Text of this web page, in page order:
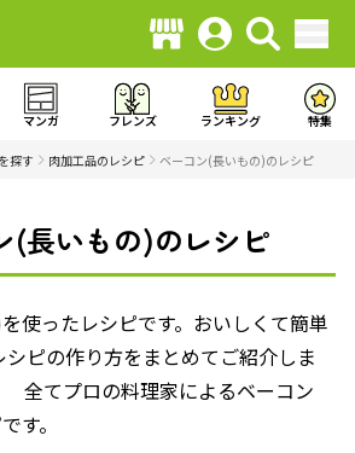
マンガ フレンズ ランキング 特集
探す 肉加工品のレシピ ベーコン(長いもの)のレシピ
(長いもの)のレシピ
使ったレシピです。おいしくて簡単
ピの作り方をまとめてご紹介しま
全てプロの料理家によるベーコン
す。